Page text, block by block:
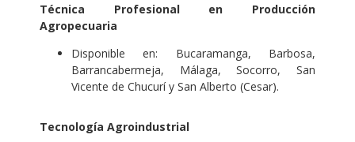
Técnica Profesional en Producción
Agropecuaria
Disponible en: Bucaramanga, Barbosa,
Barrancabermeja, Málaga, Socorro, San
Vicente de Chucurí y San Alberto (Cesar).
Tecnología Agroindustrial